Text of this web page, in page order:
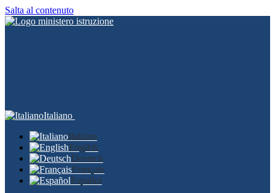
Salta al contenuto
Italiano
Italiano
English
Deutsch
Français
Español